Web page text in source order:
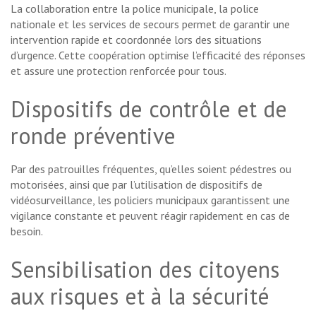
La collaboration entre la police municipale, la police
nationale et les services de secours permet de garantir une
intervention rapide et coordonnée lors des situations
d’urgence. Cette coopération optimise l’efficacité des réponses
et assure une protection renforcée pour tous.
Dispositifs de contrôle et de
ronde préventive
Par des patrouilles fréquentes, qu’elles soient pédestres ou
motorisées, ainsi que par l’utilisation de dispositifs de
vidéosurveillance, les policiers municipaux garantissent une
vigilance constante et peuvent réagir rapidement en cas de
besoin.
Sensibilisation des citoyens
aux risques et à la sécurité